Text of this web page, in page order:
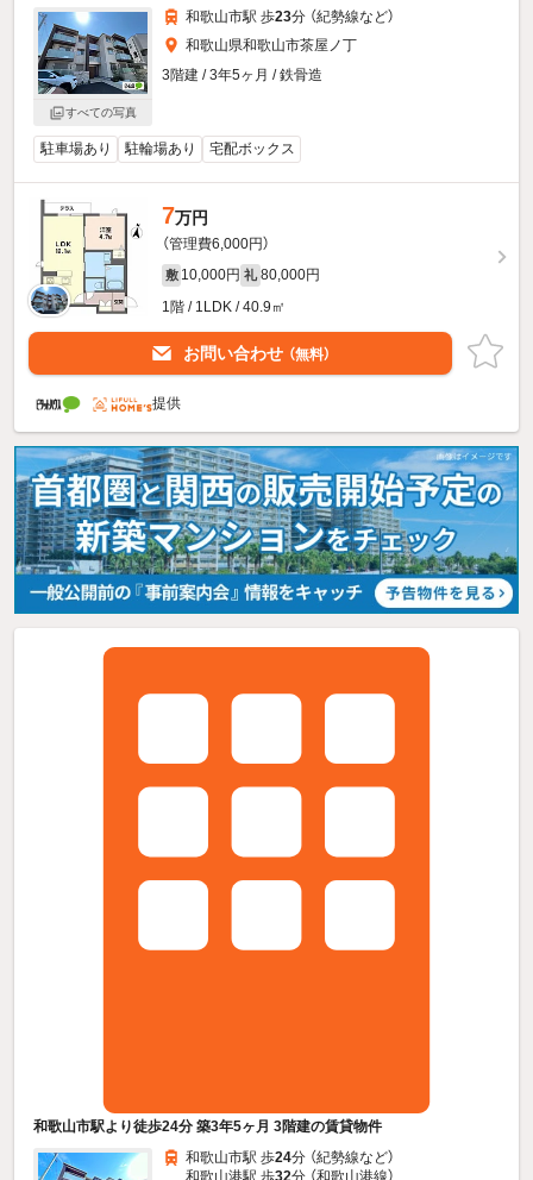
すべての写真
和歌山市駅 歩23分 （紀勢線など）
和歌山県和歌山市茶屋ノ丁
3階建 / 3年5ヶ月 / 鉄骨造
駐車場あり 駐輪場あり 宅配ボックス
7万円
（管理費6,000円）
敷 10,000円 礼 80,000円
1階 / 1LDK / 40.9㎡
お問い合わせ （無料）
提供
和歌山市駅より徒歩24分 築3年5ヶ月 3階建の賃貸物件
和歌山市駅 歩24分 （紀勢線など）
和歌山港駅 歩32分 （和歌山港線）